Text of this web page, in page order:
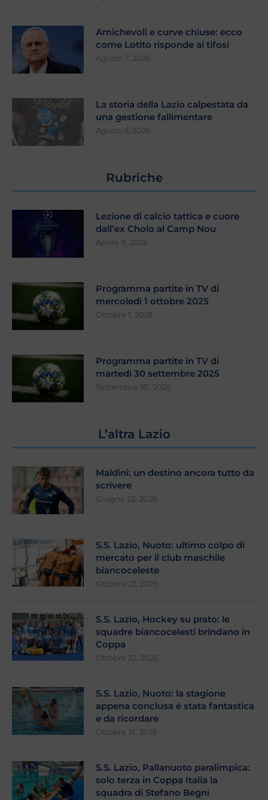
Amichevoli e curve chiuse: ecco
come Lotito risponde ai tifosi
Agosto 7, 2026
La storia della Lazio calpestata da
una gestione fallimentare
Agosto 5, 2026
Rubriche
Lezione di calcio tattica e cuore
dall’ex Cholo al Camp Nou
Aprile 9, 2026
Programma partite in TV di
mercoledì 1 ottobre 2025
Ottobre 1, 2025
Programma partite in TV di
martedì 30 settembre 2025
Settembre 30, 2025
L’altra Lazio
Maldini: un destino ancora tutto da
scrivere
Giugno 22, 2026
S.S. Lazio, Nuoto: ultimo colpo di
mercato per il club maschile
biancoceleste
Ottobre 23, 2025
S.S. Lazio, Hockey su prato: le
squadre biancocelesti brindano in
Coppa
Ottobre 22, 2025
S.S. Lazio, Nuoto: la stagione
appena conclusa é stata fantastica
e da ricordare
Ottobre 21, 2025
S.S. Lazio, Pallanuoto paralimpica:
solo terza in Coppa Italia la
squadra di Stefano Begni